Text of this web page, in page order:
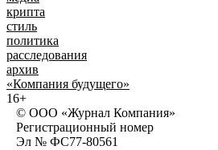
крипта
стиль
политика
расследования
архив
«Компания будущего»
16+
© ООО «Журнал Компания»
Регистрационный номер
Эл № ФС77-80561